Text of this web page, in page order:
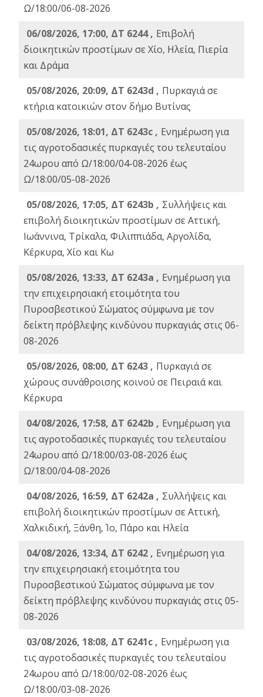
Ω/18:00/06-08-2026
06/08/2026, 17:00, ΔΤ 6244 , Επιβολή
διοικητικών προστίμων σε Χίο, Ηλεία, Πιερία
και Δράμα
05/08/2026, 20:09, ΔΤ 6243d , Πυρκαγιά σε
κτήρια κατοικιών στον δήμο Βυτίνας
05/08/2026, 18:01, ΔΤ 6243c , Ενημέρωση για
τις αγροτοδασικές πυρκαγιές του τελευταίου
24ωρου από Ω/18:00/04-08-2026 έως
Ω/18:00/05-08-2026
05/08/2026, 17:05, ΔΤ 6243b , Συλλήψεις και
επιβολή διοικητικών προστίμων σε Αττική,
Ιωάννινα, Τρίκαλα, Φιλιππιάδα, Αργολίδα,
Κέρκυρα, Χίο και Κω
05/08/2026, 13:33, ΔΤ 6243a , Ενημέρωση για
την επιχειρησιακή ετοιμότητα του
Πυροσβεστικού Σώματος σύμφωνα με τον
δείκτη πρόβλεψης κινδύνου πυρκαγιάς στις 06-
08-2026
05/08/2026, 08:00, ΔΤ 6243 , Πυρκαγιά σε
χώρους συνάθροισης κοινού σε Πειραιά και
Κέρκυρα
04/08/2026, 17:58, ΔΤ 6242b , Ενημέρωση για
τις αγροτοδασικές πυρκαγιές του τελευταίου
24ωρου από Ω/18:00/03-08-2026 έως
Ω/18:00/04-08-2026
04/08/2026, 16:59, ΔΤ 6242a , Συλλήψεις και
επιβολή διοικητικών προστίμων σε Αττική,
Χαλκιδική, Ξάνθη, Ίο, Πάρο και Ηλεία
04/08/2026, 13:34, ΔΤ 6242 , Ενημέρωση για
την επιχειρησιακή ετοιμότητα του
Πυροσβεστικού Σώματος σύμφωνα με τον
δείκτη πρόβλεψης κινδύνου πυρκαγιάς στις 05-
08-2026
03/08/2026, 18:08, ΔΤ 6241c , Ενημέρωση για
τις αγροτοδασικές πυρκαγιές του τελευταίου
24ωρου από Ω/18:00/02-08-2026 έως
Ω/18:00/03-08-2026